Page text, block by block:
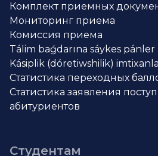
Комплект приемных
Мониторинг приема
Комиссия приема
Tálim baǵdarına sáykes
Kásiplik (dóretiwshilik)
Статистика переходных
Статистика заявления
абитуриентов
Студентам